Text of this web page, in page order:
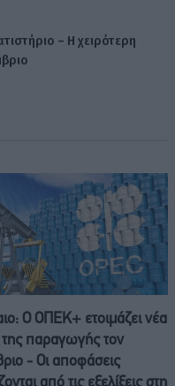
– Η χειρότερη
Ο ΟΠΕΚ+ ετοιμάζει νέα
παραγωγής τον
- Οι αποφάσεις
από τις εξελίξεις στη